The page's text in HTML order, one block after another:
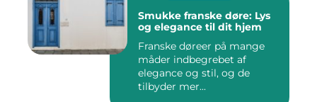
Smukke franske døre: Lys
og elegance til dit hjem
Franske døreer på mange
måder indbegrebet af
elegance og stil, og de
tilbyder mer...